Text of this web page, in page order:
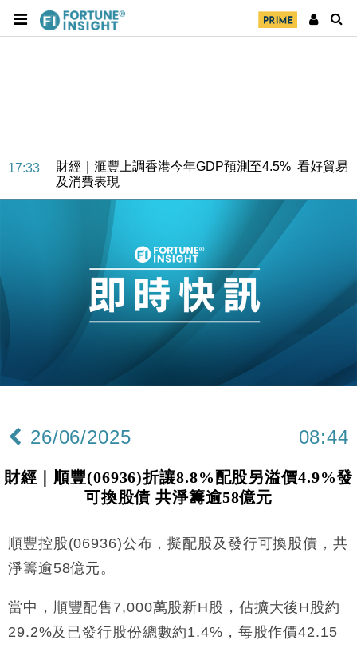
17:33
財經｜滙豐上調香港今年GDP預測至4.5% 看好貿易
及消費表現
本地｜假冒內地執法人員要求交「保證金」 43歲女子
損失近6900萬元
財經｜日經失守6.5萬點後回穩 全周仍升近2%
財經｜恒隆10月換帥 玩具「反」斗城亞洲CEO蔡德
15:11
財經｜韓股反覆波動收跌 連挫7周創逾3年最長跌勢
財經｜內地7月美元計價出口增近24%勝預期 貿易順
11:12
國際｜特朗普料美伊戰事快結束 承認部分彈藥庫存緊
15:59
財經｜SA售股自救後再出手 斥4億美元押注未上市公
47仙
17:33
財經｜滙豐上調香港今年GDP預測至4.5% 看好貿易
16:47
本地｜假冒內地執法人員要求交「保證金」 43歲女子
26/06/2025 08:44
財經｜順豐(06936)折讓8.8%配股另溢價4.9%發
可換股債 共淨籌逾58億元
順豐控股(06936)公布，擬配股及發行可換股債，共
淨籌逾58億元。
當中，順豐配售7,000萬股新H股，佔擴大後H股約
29.2%及已發行股份總數約1.4%，每股作價42.15